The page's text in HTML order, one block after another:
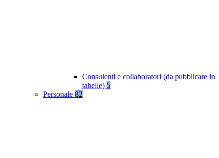
Consulenti e collaboratori (da pubblicare in
tabelle) 5
Personale 82